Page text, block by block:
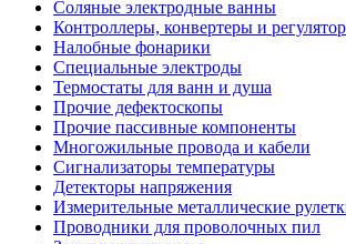
Соляные электродные ванны
Контроллеры, конвертеры и
Налобные фонарики
Специальные электроды
Термостаты для ванн и душа
Прочие дефектоскопы
Прочие пассивные компоненты
Многожильные провода и кабели
Сигнализаторы температуры
Детекторы напряжения
Измерительные металлические
Проводники для проволочных пил